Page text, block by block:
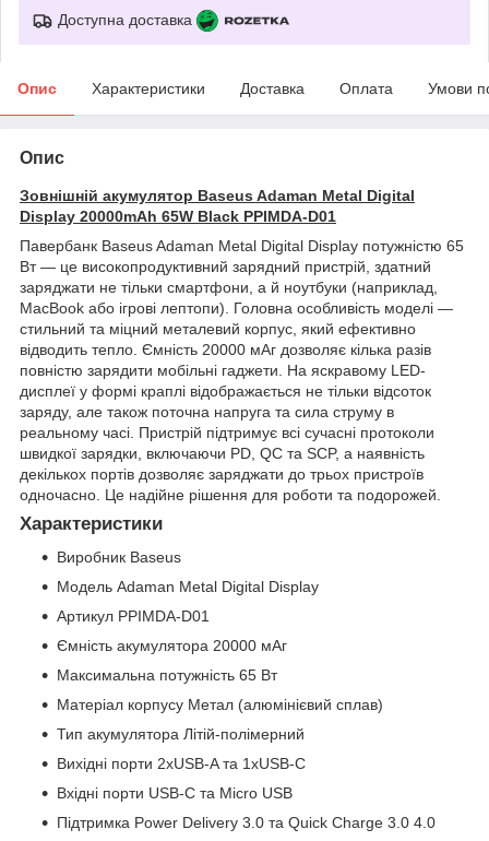
Доступна доставка
Опис Характеристики Доставка Оплата Умови
Опис
Зовнішній акумулятор Baseus Adaman Metal Digital
Display 20000mAh 65W Black PPIMDA-D01
Павербанк Baseus Adaman Metal Digital Display потужністю 65
Вт — це високопродуктивний зарядний пристрій, здатний
заряджати не тільки смартфони, а й ноутбуки (наприклад,
MacBook або ігрові лептопи). Головна особливість моделі —
стильний та міцний металевий корпус, який ефективно
відводить тепло. Ємність 20000 мАг дозволяє кілька разів
повністю зарядити мобільні гаджети. На яскравому LED-
дисплеї у формі краплі відображається не тільки відсоток
заряду, але також поточна напруга та сила струму в
реальному часі. Пристрій підтримує всі сучасні протоколи
швидкої зарядки, включаючи PD, QC та SCP, а наявність
декількох портів дозволяє заряджати до трьох пристроїв
одночасно. Це надійне рішення для роботи та подорожей.
Характеристики
Виробник Baseus
Модель Adaman Metal Digital Display
Артикул PPIMDA-D01
Ємність акумулятора 20000 мАг
Максимальна потужність 65 Вт
Матеріал корпусу Метал (алюмінієвий сплав)
Тип акумулятора Літій-полімерний
Вихідні порти 2xUSB-A та 1xUSB-C
Вхідні порти USB-C та Micro USB
Підтримка Power Delivery 3.0 та Quick Charge 3.0 4.0